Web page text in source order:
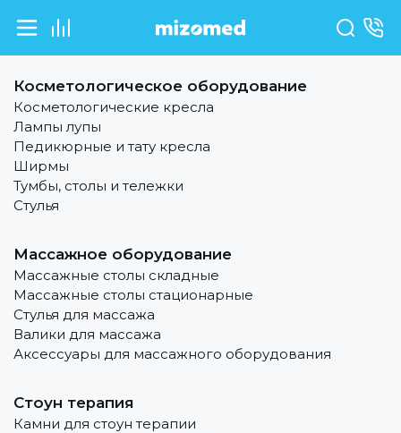
Косметологическое оборудование
Косметологические кресла
Лампы лупы
Педикюрные и тату кресла
Ширмы
Тумбы, столы и тележки
Стулья
Массажное оборудование
Массажные столы складные
Массажные столы стационарные
Стулья для массажа
Валики для массажа
Аксессуары для массажного оборудования
Стоун терапия
Камни для стоун терапии